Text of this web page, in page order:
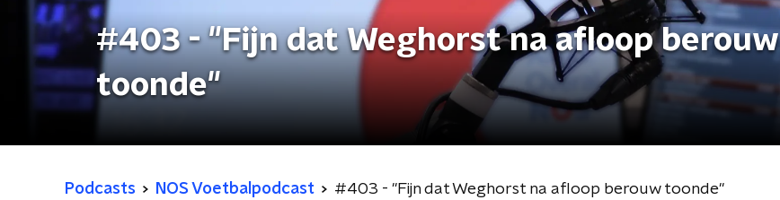
#403 - "Fijn dat Weghorst na afloop berouw
toonde"
Podcasts NOS Voetbalpodcast #403 - "Fijn dat Weghorst na afloop berouw toonde"